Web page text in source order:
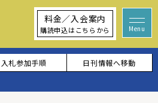
料金／入会案内
購読申込はこちらから
入札参加手順 日刊情報へ移動